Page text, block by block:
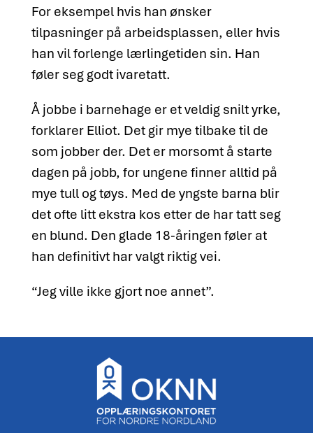
For eksempel hvis han ønsker
tilpasninger på arbeidsplassen, eller hvis
han vil forlenge lærlingetiden sin. Han
føler seg godt ivaretatt.
Å jobbe i barnehage er et veldig snilt yrke,
forklarer Elliot. Det gir mye tilbake til de
som jobber der. Det er morsomt å starte
dagen på jobb, for ungene finner alltid på
mye tull og tøys. Med de yngste barna blir
det ofte litt ekstra kos etter de har tatt seg
en blund. Den glade 18-åringen føler at
han definitivt har valgt riktig vei.
“Jeg ville ikke gjort noe annet”.